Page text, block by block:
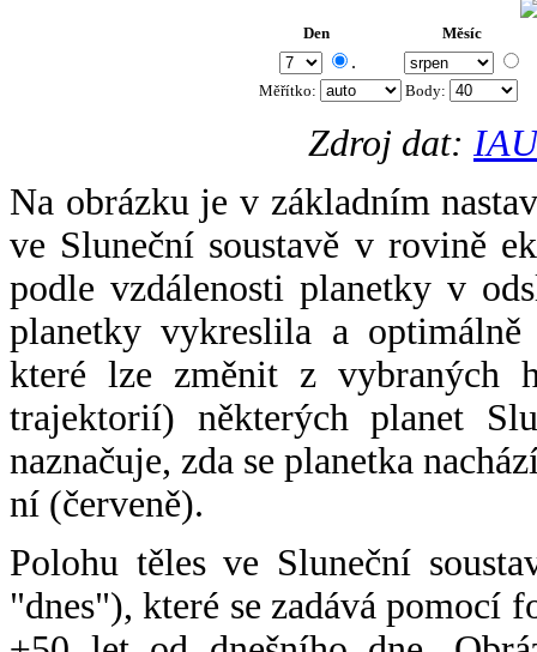
Den Měsíc
.
Měřítko: Body:
Zdroj dat:
Na obrázku je v základním
ve Sluneční soustavě v rovině
podle vzdálenosti planetky v
planetky vykreslila a
které lze změnit z vybraných
trajektorií) některých planet
naznačuje, zda se planetka
ní (červeně).
Polohu těles ve Sluneční
"dnes"), které se zadává pomocí